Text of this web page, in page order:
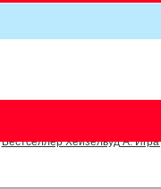
Бестселлер Хейзелвуд А.